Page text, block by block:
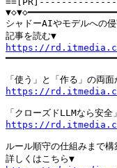
シャドーAIやモデルへの
https://
https://
https://
ルール順守の仕組みまで